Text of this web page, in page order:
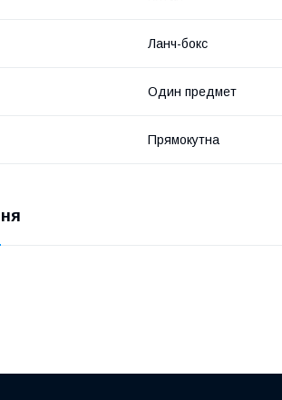
Ланч-бокс
Один предмет
Прямокутна